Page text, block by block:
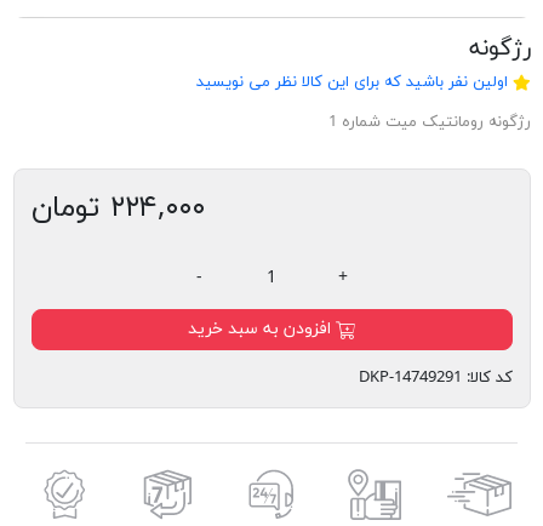
رژگونه
اولین نفر باشید که برای این کالا نظر می نویسید
رژگونه رومانتیک میت شماره 1
۲۲۴,۰۰۰ تومان
- +
افزودن به سبد خرید
کد کالا: DKP-14749291